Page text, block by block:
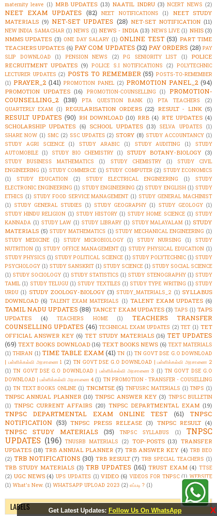
maternity leave (1) MRB UPDATES (13) NAATIL INDRU (3) NCERT NEWS (2)
NEET EXAM UPDATES (82) NEET NOTIFICATIONS (1)
NEET STUDY
MATERIALS (9) NET-SET UPDATES (28) NET-SET NOTIFICATION (11)
NEW INDIA SAMACHAR (1) NEWS (1) NEWS - INDIA (13) NEWS LIVE (1) NHIS (3)
NMMS UPDATES (3) ONE DAY SALARY (1) ONLINE TEST (53) PART TIME
TEACHERS UPDATES (6) PAY COM UPDATES (32) PAY ORDERS (28) PAY
SLIP DOWNLOAD
(1) PENSION NEWS (2) PG SENIORITY LIST (1)
POLICE
RECRUITMENT UPDATES (9) POLICE S.I NOTIFICATIONS (2) POLYTECHNIC
LECTURER UPDATES (2) POSTS TO REMEMBER (55) POSTS-TO-REMEMBER
(1) PRAYER_2 (141) PROMOTION PANEL (2) PROMOTION PANEL_2 (94)
PROMOTION UPDATES (16) PROMOTION-COUNSELLING (1)
PROMOTION-
COUNSELLING_2 (138) PTA QUESTION BANK (1) PTA TEACHERS
(2)
QUARTERLY EXAM (1) REGULARISATION ORDERS (22) RESULT - LINK (5)
RESULT UPDATES (90) RH DOWNLOAD (10) RRB (4) RTE UPDATES (4)
SCHOLARSHIP UPDATES (6) SCHOOL UPDATES (13) SELVA UPDATES
(1)
SHARE NOW (1) SMC (2) SSC UPDATES (2) STORY (8) STUDY ACCOUNTANCY (1)
STUDY AGRI SCIENCE
(1) STUDY ARABIC (1) STUDY AUDITING (1)
STUDY
AUTOMOBILE (1) STUDY BIO CHEMISTRY (1) STUDY BOTANY-BIOLOGY (3)
STUDY BUSINESS MATHEMATICS (1) STUDY CHEMISTRY (1)
STUDY CIVIL
ENGINEERING (1) STUDY COMMERCE (1) STUDY COMPUTER (2) STUDY ECONOMICS
(1)
STUDY EDUCATION (2) STUDY ELECTRICAL ENGINEERING (1)
STUDY
ELECTRONIC ENGINEERING (1) STUDY ENGINEERING (2) STUDY ENGLISH (1) STUDY
ETHICS (1) STUDY FOOD SERVICE MANAGEMENT (1) STUDY GENERAL MACHINIST
(1) STUDY GENERAL STUDIES (1) STUDY GEOGRAPHY (1) STUDY GEOLOGY (1)
STUDY HINDU RELIGION (1) STUDY HISTORY (1) STUDY HOME SCIENCE (1) STUDY
KANNADA (1) STUDY LAW (1) STUDY LIBRARY (1) STUDY MALAYALAM (1) STUDY
MATERIALS (5) STUDY MATHEMATICS (1) STUDY MECHANICAL ENGINEERING (1)
STUDY MEDICINE
(1) STUDY MICROBIOLOGY (1) STUDY NURSING (1)
STUDY
NUTRITION (1) STUDY OFFICE MANAGEMENT (1) STUDY PHYSICAL EDUCATION (1)
STUDY PHYSICS (1) STUDY POLITICAL SCIENCE (1) STUDY POLYTECHNIC (1) STUDY
PSYCHOLOGY (1) STUDY SANSKRIT (1) STUDY SCIENCE (1) STUDY SOCIAL SCIENCE
(1) STUDY SOCIOLOGY (1) STUDY STATISTICS (1) STUDY STENOGRAPHY (1) STUDY
TAMIL (1) STUDY TELUGU (1) STUDY TEXTILES (1) STUDY TYPE WRITING (1) STUDY
URDU (1) STUDY ZOOLOGY-BIOLOGY (3) STUDY_MATERIALS_2 (1) SYLLABUS
DOWNLOAD (6) TALENT EXAM MATERIALS (1) TALENT EXAM UPDATES (6)
TAMIL NADU UPDATES (88) TANCET EXAM UPDATES (3) TAPS (1) TAPS
UPDATES
(4) TEACHERS HOME (1)
TEACHERS TRANSFER
COUNSELLING UPDATES (46) TECHNICAL EXAM UPDATES (2) TET (1) TET
OFFICIAL ANSWER KEY (6) TET STUDY MATERIALS (16) TET UPDATES
(69) TEXT BOOKS DOWNLOAD (16) TEXT BOOKS NEWS (6) TEXT MATERIALS
(1) THIRAN (1) TIME TABLE EXAM (41) TN (1) TN GOVT DSE G.O DOWNLOAD
| பள்ளிக்கல்வி அரசாணை 1 (2) TN GOVT DSE G.O DOWNLOAD | பள்ளிக்கல்வி அரசாணை 2
(1) TN GOVT DSE G.O DOWNLOAD | பள்ளிக்கல்வி அரசாணை 3 (1) TN GOVT DSE G.O
DOWNLOAD | பள்ளிக்கல்வி அரசாணை 4 (1) TN PROMOTION - TRANSFER - COUSELLING
(1) TN TEXT BOOKS ONLINE (1) TNCMTSE (5) TNFUSRC MATERIALS (1) TNPS (1)
TNPSC ANNUAL PLANNER (10) TNPSC ANSWER KEY (3) TNPSC BULLETIN
(1) TNPSC CURRENT AFFAIRS (20) TNPSC DEPARTMENTAL EXAM (19)
TNPSC DEPARTMENTAL EXAM ONLINE TEST (61)
TNPSC
NOTIFICATION (53) TNPSC PRESS RELEASE (3) TNPSC RESULT (4)
TNPSC STUDY MATERIALS (35) TNPSC SYLLABUS (1)
TNPSC
UPDATES (196) TNUSRB MATERIALS (2) TOP-POSTS (13) TRANSFER
UPDATES (18) TRB ANNUAL PLANNER (7) TRB ANSWER KEY (4) TRB BEO
(2) TRB NOTIFICATIONS (30) TRB RESULT (7) TRB SPECIAL TEACHERS (1)
TRB STUDY MATERIALS (3) TRB UPDATES (161) TRUST EXAM (4) TTSE
(2) UGC NEWS (4) UPS UPDATES (1) VIDEO (6) VIDEOS FOR TNPSC (1) WEBSITE
(1) What's New. (1) WHATSAPP UPLOAD 2023 (2) எப்படி ? (1)
Get Latest Updates: Follow Us On WhatsApp X
LABELS